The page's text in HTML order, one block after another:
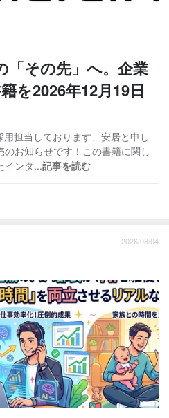
「その先」へ。企業
を2026年12月19日
担当しております、安居と申し
お知らせです！この書籍に関し
インタ...記事を読む
2026/08/04